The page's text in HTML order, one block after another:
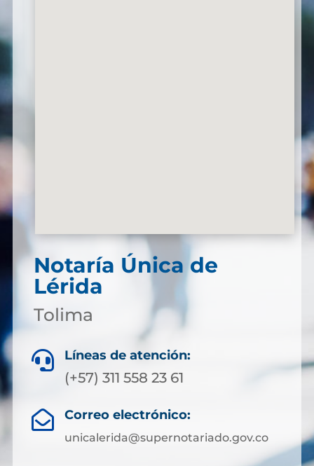
Notaría Única de
Lérida
Tolima
 Líneas de atención:
(+57) 311 558 23 61
 Correo electrónico:
unicalerida@supernotariado.gov.co